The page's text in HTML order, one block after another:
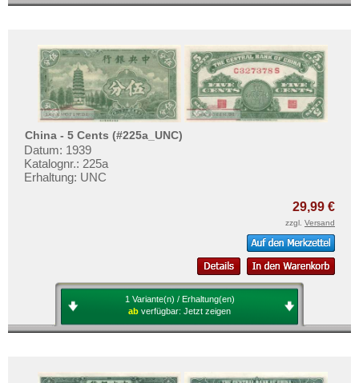
China - 5 Cents (#225a_UNC)
Datum: 1939
Katalognr.: 225a
Erhaltung: UNC
29,99 €
zzgl. Versand
1 Variante(n) / Erhaltung(en)
ab verfügbar: Jetzt zeigen